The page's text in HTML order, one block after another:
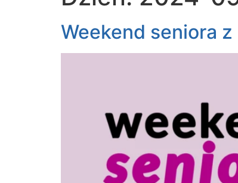
Weekend seniora